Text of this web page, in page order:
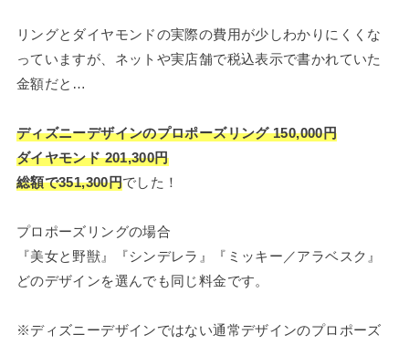
リングとダイヤモンドの実際の費用が少しわかりにくくな
っていますが、ネットや実店舗で税込表示で書かれていた
金額だと…
ディズニーデザインのプロポーズリング 150,000円
ダイヤモンド 201,300円
総額で351,300円でした！
プロポーズリングの場合
『美女と野獣』『シンデレラ』『ミッキー／アラベスク』
どのデザインを選んでも同じ料金です。
※ディズニーデザインではない通常デザインのプロポーズ